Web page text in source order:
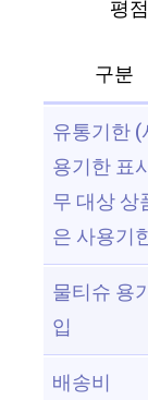
평
구분
유통기한 (
용기한 표
무 대상 상
은 사용기
물티슈 용
입
배송비